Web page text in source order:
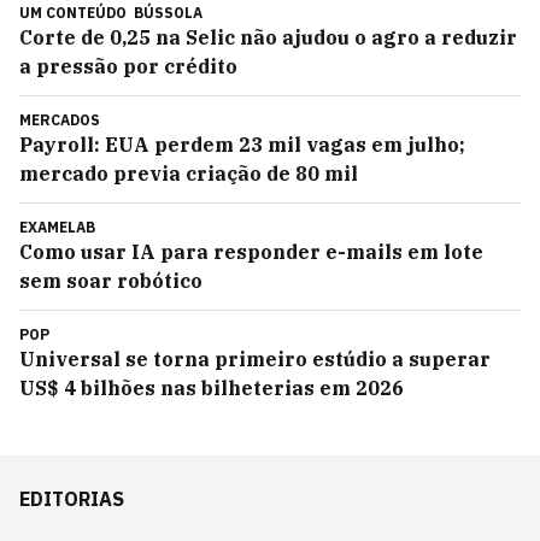
UM CONTEÚDO BÚSSOLA
Corte de 0,25 na Selic não ajudou o agro a reduzir
a pressão por crédito
MERCADOS
Payroll: EUA perdem 23 mil vagas em julho;
mercado previa criação de 80 mil
EXAMELAB
Como usar IA para responder e-mails em lote
sem soar robótico
POP
Universal se torna primeiro estúdio a superar
US$ 4 bilhões nas bilheterias em 2026
EDITORIAS